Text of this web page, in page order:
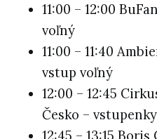
11:00 – 12:00
voľný
11:00 – 11:40
vstup voľný
12:00 – 12:45
Česko –
12:45 – 13:15